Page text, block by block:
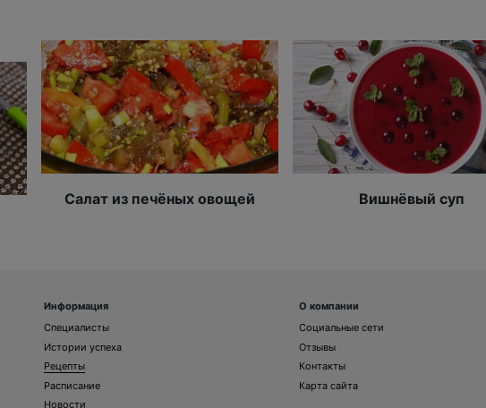
Салат из печёных овощей Вишнёвый суп
Информация
Специалисты
Истории успеха
Рецепты
Расписание
Новости
О компании
Социальные сети
Отзывы
Контакты
Карта сайта